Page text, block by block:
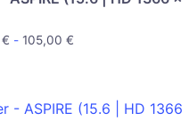
€ - 105,00 €